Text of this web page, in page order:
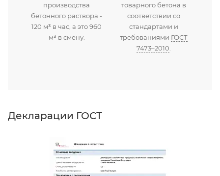
производства
бетонного раствора -
120 м³ в час, а это 960
м³ в смену.
товарного бетона в
соответствии со
стандартами и
требованиями ГОСТ
7473–2010
Декларации ГОСТ